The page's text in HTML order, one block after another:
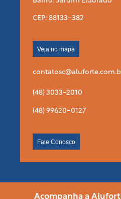
CEP: 88133-382
Veja no mapa
(48) 3033-2010
(48) 99620-0127
Fale Conosco
Acompanha a